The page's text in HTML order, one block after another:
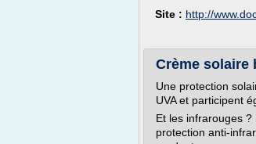
Site : http://
Crème solaire
Une protection
UVA et participent
Et les infrarouges
protection anti-